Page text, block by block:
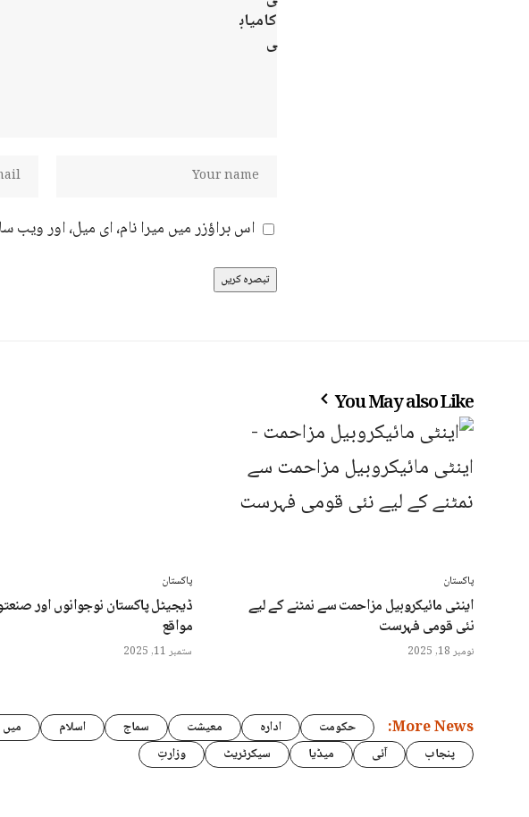
اس براؤزر میں میرا نام، ای میل، اور
You May also Like
پاکستان
اینٹی مائیکروبیل مزاحمت سے نمٹنے کے لیے
نئی قومی فہرست
نومبر 18, 2025
پاکستان
ڈیجیٹل پاکستان نوجوانوں اور
مواقع
ستمبر 11, 2025
More News: حکومت ادارہ معیشت سماج اسلام میں
پنجاب
آئی میڈیا سیکرٹریٹ وزارتِ